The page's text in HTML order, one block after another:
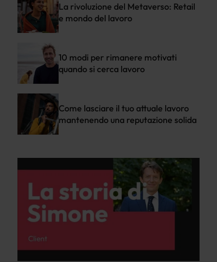
La rivoluzione del Metaverso: Retail
e mondo del lavoro
10 modi per rimanere motivati
quando si cerca lavoro
Come lasciare il tuo attuale lavoro
mantenendo una reputazione solida